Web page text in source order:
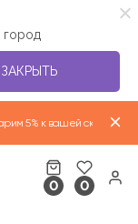
город
ЗАКРЫТЬ
5% к вашей скидке
0 0